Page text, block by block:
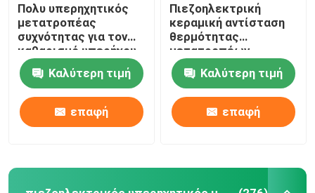
Πολυ υπερηχητικός
μετατροπέας
συχνότητας για τον
καθαρισμό υπερήχου
Καλύτερη τιμή
επαφή
Πιεζοηλεκτρική
κεραμική αντίσταση
θερμότητας
μετατροπέων
εξοπλισμού
καθαρισμού
Καλύτερη τιμή
επαφή